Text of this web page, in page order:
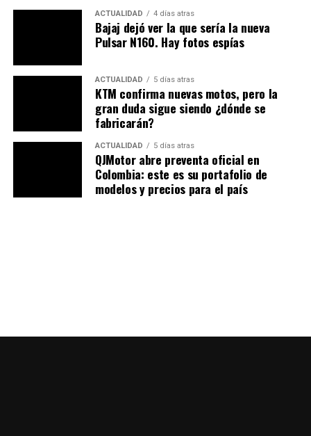
¿Qué deben hacer los propietarios
de las motos afectadas?
ACTUALIDAD 4 días atras
Bajaj dejó ver la que sería la nueva
Pulsar N160. Hay fotos espías
ACTUALIDAD 5 días atras
KTM confirma nuevas motos, pero la
gran duda sigue siendo ¿dónde se
fabricarán?
ACTUALIDAD 5 días atras
QJMotor abre preventa oficial en
Colombia: este es su portafolio de
modelos y precios para el país